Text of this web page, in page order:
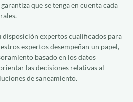
que se tenga en cuenta cada
disposición expertos cualificados para
expertos desempeñan un papel,
basado en los datos
las decisiones relativas al
de saneamiento.